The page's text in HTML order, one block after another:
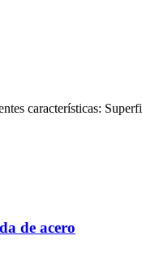
características:
de acero